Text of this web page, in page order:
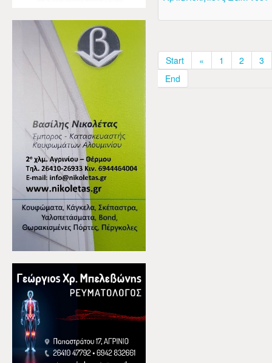
Start « 1 2
3
End